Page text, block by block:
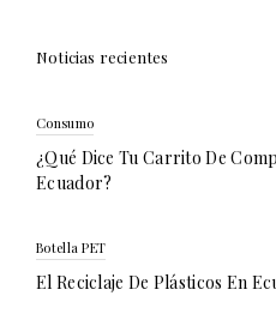
Noticias recientes
Consumo
¿Qué Dice Tu Carrito De
Ecuador?
Botella PET
El Reciclaje De Plásticos En